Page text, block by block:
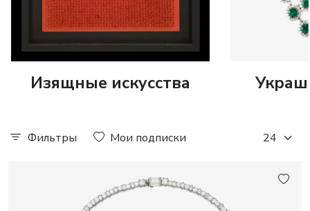
Изящные искусства
Фильтры Мои подписки